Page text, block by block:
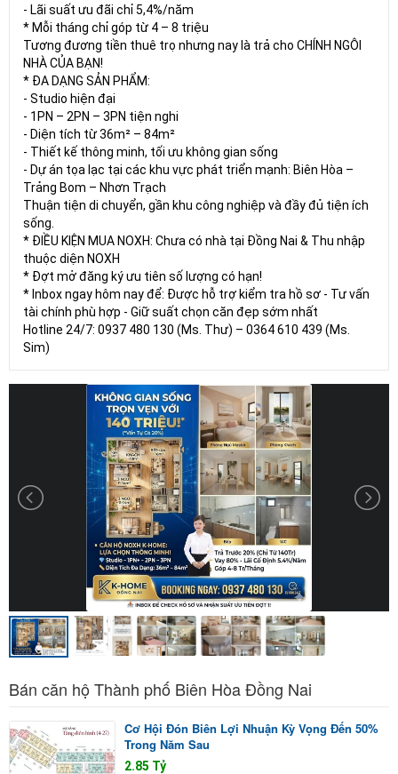
- Lãi suất ưu đãi chỉ 5,4%/năm
* Mỗi tháng chỉ góp từ 4 – 8 triệu
Tương đương tiền thuê trọ nhưng nay là trả cho CHÍNH NGÔI
NHÀ CỦA BẠN!
* ĐA DẠNG SẢN PHẨM:
- Studio hiện đại
- 1PN – 2PN – 3PN tiện nghi
- Diện tích từ 36m² – 84m²
- Thiết kế thông minh, tối ưu không gian sống
- Dự án tọa lạc tại các khu vực phát triển mạnh: Biên Hòa –
Trảng Bom – Nhơn Trạch
Thuận tiện di chuyển, gần khu công nghiệp và đầy đủ tiện ích
sống.
* ĐIỀU KIỆN MUA NOXH: Chưa có nhà tại Đồng Nai & Thu nhập
thuộc diện NOXH
* Đợt mở đăng ký ưu tiên số lượng có hạn!
* Inbox ngay hôm nay để: Được hỗ trợ kiểm tra hồ sơ - Tư vấn
tài chính phù hợp - Giữ suất chọn căn đẹp sớm nhất
Hotline 24/7: 0937 480 130 (Ms. Thư) – 0364 610 439 (Ms.
Sim)
Bán căn hộ Thành phố Biên Hòa Đồng Nai
Cơ Hội Đón Biên Lợi Nhuận Kỳ Vọng Đến 50%
Trong Năm Sau
2.85 Tỷ